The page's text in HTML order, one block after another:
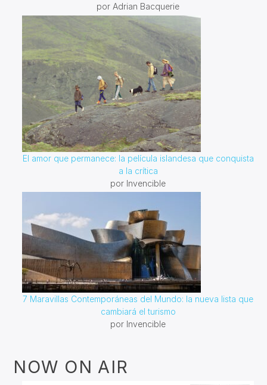
por Adrian Bacquerie
El amor que permanece: la película islandesa que conquista
a la crítica
por Invencible
7 Maravillas Contemporáneas del Mundo: la nueva lista que
cambiará el turismo
por Invencible
NOW ON AIR